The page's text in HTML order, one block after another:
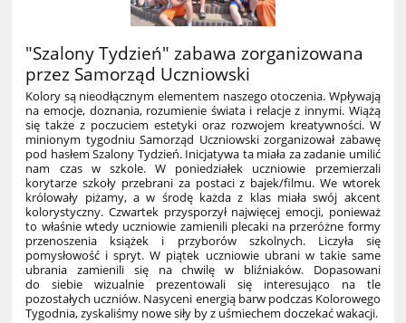
"Szalony Tydzień" zabawa zorganizowana
przez Samorząd Uczniowski
Kolory są nieodłącznym elementem naszego otoczenia. Wpływają
na emocje, doznania, rozumienie świata i relacje z innymi. Wiążą
się także z poczuciem estetyki oraz rozwojem kreatywności. W
minionym tygodniu Samorząd Uczniowski zorganizował zabawę
pod hasłem Szalony Tydzień. Inicjatywa ta miała za zadanie umilić
nam czas w szkole. W poniedziałek uczniowie przemierzali
korytarze szkoły przebrani za postaci z bajek/filmu. We wtorek
królowały piżamy, a w środę każda z klas miała swój akcent
kolorystyczny. Czwartek przysporzył najwięcej emocji, ponieważ
to właśnie wtedy uczniowie zamienili plecaki na przeróżne formy
przenoszenia książek i przyborów szkolnych. Liczyła się
pomysłowość i spryt. W piątek uczniowie ubrani w takie same
ubrania zamienili się na chwilę w bliźniaków. Dopasowani
do siebie wizualnie prezentowali się interesująco na tle
pozostałych uczniów. Nasyceni energią barw podczas Kolorowego
Tygodnia, zyskaliśmy nowe siły by z uśmiechem doczekać wakacji.